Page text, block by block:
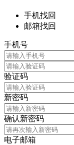
手机找回
邮箱找回
手机号
验证码
新密码
确认新密码
电子邮箱